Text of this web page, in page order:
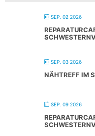
SEP. 02 2026
SEP. 03 2026
NÄHTREFF IM
SEP. 09 2026